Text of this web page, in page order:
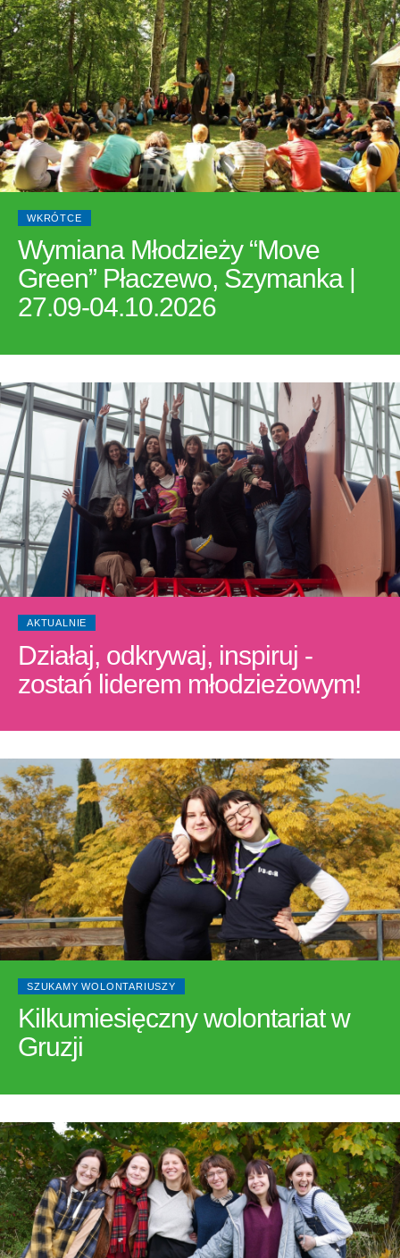
WKRÓTCE
Wymiana Młodzieży “Move
Green” Płaczewo, Szymanka |
27.09-04.10.2026
AKTUALNIE
Działaj, odkrywaj, inspiruj -
zostań liderem młodzieżowym!
SZUKAMY WOLONTARIUSZY
Kilkumiesięczny wolontariat w
Gruzji